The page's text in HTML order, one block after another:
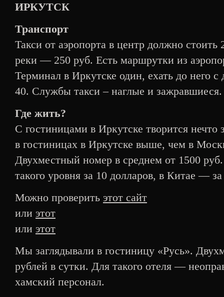
ИРКУТСК
Транспорт
Такси от аэропорта в центр должно
реки — 250 руб. Есть маршрутки из
Терминал в Иркутске один, ехать до него
40. Службы такси – наглые и
Где жить?
С гостиницами в Иркутске творится
в гостиницах в Иркутске выше, чем в
Двухместный номер в среднем от 1500
такого уровня за 10 долларов, в Китае —
Можно проверить этот сайт
или этот
или этот
Мы заглядывали в гостиницу «Русь».
рублей в сутки. Для такого отеля —
хамский персонал.